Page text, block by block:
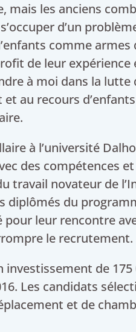
les anciens
d’un
comme armes
de leur
à moi dans la lutte
au recours
à l’université
des compétences
travail novateur de
du
leur rencontre
le recrutement.
investissement de
Les candidats
et de